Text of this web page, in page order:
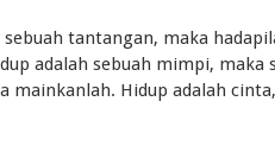
sebuah tantangan, maka
adalah sebuah mimpi, maka
mainkanlah. Hidup adalah